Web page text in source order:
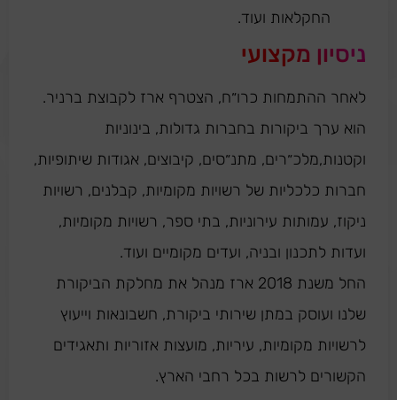
החקלאות ועוד.
ניסיון מקצועי
לאחר ההתמחות כרו״ח, הצטרף ארז לקבוצת ברניר.
הוא ערך ביקורות בחברות גדולות, בינוניות
וקטנות,מלכ״רים, מתנ״סים, קיבוצים, אגודות שיתופיות,
חברות כלכליות של רשויות מקומיות, קבלנים, רשויות
ניקוז, עמותות עירוניות, בתי ספר, רשויות מקומיות,
ועדות לתכנון ובניה, ועדים מקומיים ועוד.
החל משנת 2018 ארז מנהל את מחלקת הביקורת
שלנו ועוסק במתן שירותי ביקורת, חשבונאות וייעוץ
לרשויות מקומיות, עיריות, מועצות אזוריות ותאגידים
הקשורים לרשות בכל רחבי הארץ.